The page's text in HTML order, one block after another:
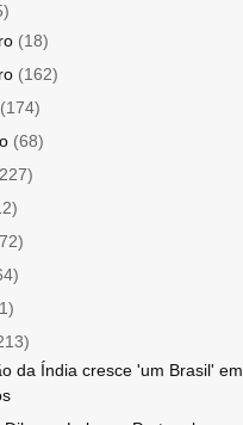
(18)
(162)
(174)
(68)
da Índia cresce 'um Brasil' em